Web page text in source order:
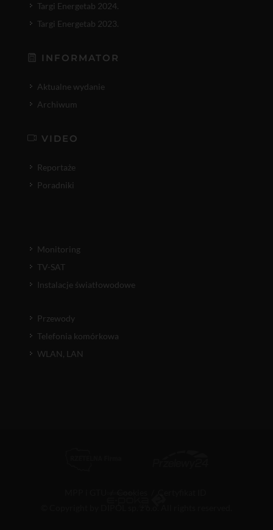
Targi Energetab 2024.
Targi Energetab 2023.
INFORMATOR
Aktualne wydanie
Archiwum
VIDEO
Reportaże
Poradniki
Monitoring
TV-SAT
Instalacje światłowodowe
Przewody
Telefonia komórkowa
WLAN, LAN